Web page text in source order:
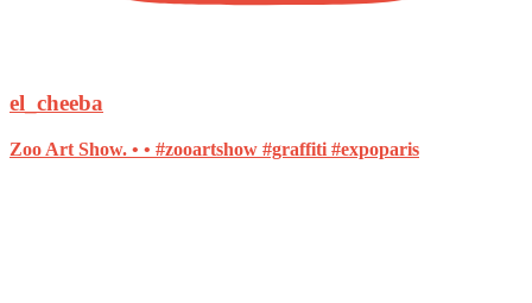
el_cheeba
Zoo Art Show. • • #zooartshow #graffiti #expoparis